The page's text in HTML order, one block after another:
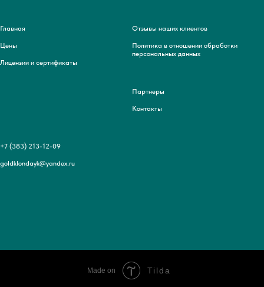
Главная
Цены
Лицензии и сертификаты
Отзывы наших клиентов
Политика в отношении обработки
персональных данных
Партнеры
Контакты
+7 (383) 213-12-09
goldklondayk@yandex.ru
Made on Tilda